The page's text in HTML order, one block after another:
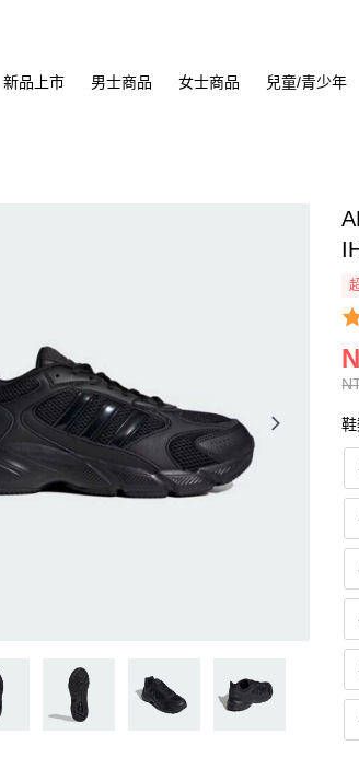
新品上市 男士商品 女士商品 兒童/青少年